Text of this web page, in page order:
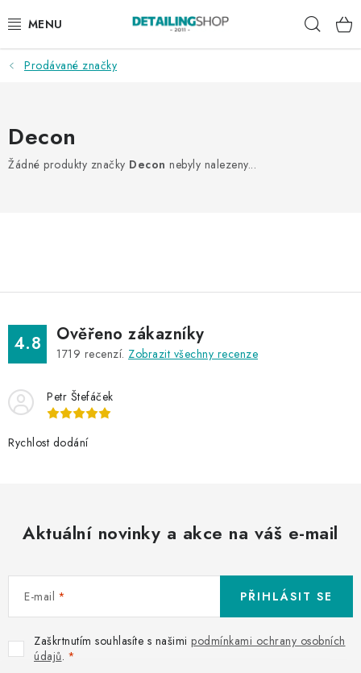
na
AKCE
NAŠE SLUŽBY
KONTAKTY
PRODÁVANÉ ZNAČKY
Věrnostní program
Všeobecné obchodní podmínky
Prodávané značky
Decon
Žádné produkty značky Decon nebyly nalezeny...
4.8 Ověřeno zákazníky
1719 recenzí. Zobrazit všechny recenze
Petr Štefáček
Rychlost dodání
Aktuální novinky a akce na váš e-mail
E-mail
Zaškrtnutím souhlasíte s našimi podmínkami ochrany osobních
údajů.
PŘIHLÁSIT SE